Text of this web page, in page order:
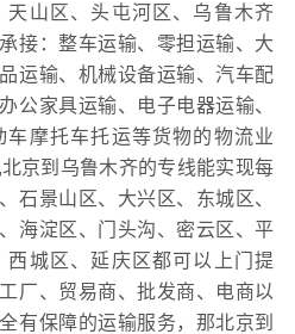
山区、头屯河区、乌鲁木齐
接：整车运输、零担运输、大
运输、机械设备运输、汽车配
公家具运输、电子电器运输、
摩托车托运等货物的物流业
京到乌鲁木齐的专线能实现每
石景山区、大兴区、东城区、
海淀区、门头沟、密云区、平
城区、延庆区都可以上门提
厂、贸易商、批发商、电商以
有保障的运输服务，那北京到